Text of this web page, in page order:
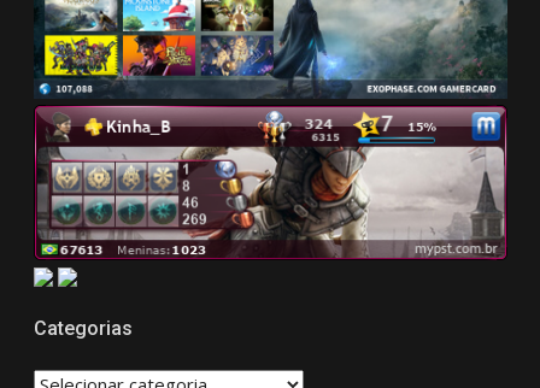
Categorias
CATEGORIAS